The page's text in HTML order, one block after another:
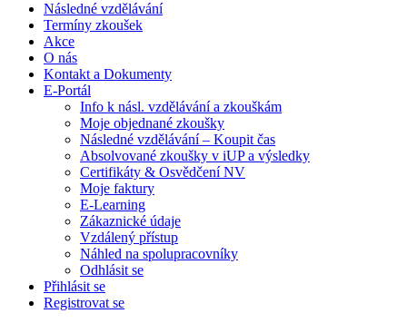
Následné vzdělávání
Termíny zkoušek
Akce
O nás
Kontakt a Dokumenty
E-Portál
Info k násl. vzdělávání a zkouškám
Moje objednané zkoušky
Následné vzdělávání – Koupit čas
Absolvované zkoušky v iUP a výsledky
Certifikáty & Osvědčení NV
Moje faktury
E-Learning
Zákaznické údaje
Vzdálený přístup
Náhled na spolupracovníky
Odhlásit se
Přihlásit se
Registrovat se